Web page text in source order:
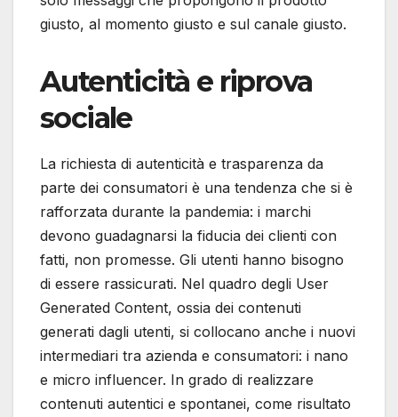
giusto, al momento giusto e sul canale giusto.
Autenticità e riprova
sociale
La richiesta di autenticità e trasparenza da
parte dei consumatori è una tendenza che si è
rafforzata durante la pandemia: i marchi
devono guadagnarsi la fiducia dei clienti con
fatti, non promesse. Gli utenti hanno bisogno
di essere rassicurati. Nel quadro degli User
Generated Content, ossia dei contenuti
generati dagli utenti, si collocano anche i nuovi
intermediari tra azienda e consumatori: i nano
e micro influencer. In grado di realizzare
contenuti autentici e spontanei, come risultato